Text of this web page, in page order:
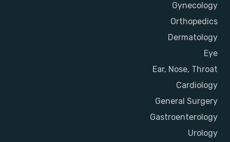
Gynecology
Orthopedics
Dermatology
Eye
Ear, Nose, Throat
Cardiology
General Surgery
Gastroenterology
Urology